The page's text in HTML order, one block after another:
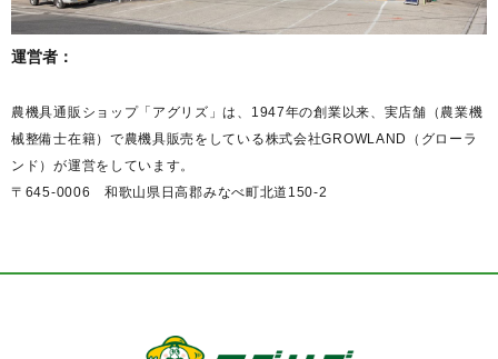
運営者：
農機具通販ショップ「アグリズ」は、1947年の創業以来、実店舗（農業機
械整備士在籍）で農機具販売をしている株式会社GROWLAND（グローラ
ンド）が運営をしています。
〒645-0006 和歌山県日高郡みなべ町北道150-2